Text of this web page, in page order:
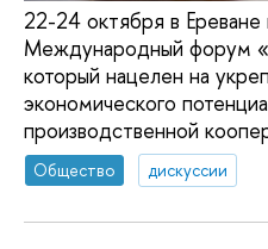
22-24 октября в
Международный форум
который нацелен на
экономического
производственной
Общество дискуссии